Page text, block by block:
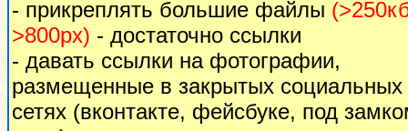
- прикреплять большие файлы
>800px) - достаточно ссылки
- давать ссылки на фотографии,
размещенные в закрытых социальных
сетях (вконтакте, фейсбуке, под